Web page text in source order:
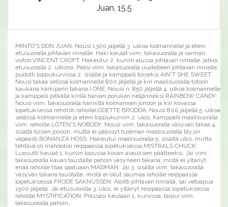
Juan, 15.5
MINTO'S DON JUAN: Nousi 1300 jäljellä 3. ulkoa kolmannelle ja eteni
etusuoralla johtavan rinnalle. Haki keulat viim. takasuoralla ja varman
voiton.VINCENT CROFT: Hakeutui 2. kurvin alussa johtavan rinnalle, jatkoi
etusuoralla 2. ulkona. Pääsi viim. takasuoralla uudelleen johtavan rinnalle,
pudotti loppukurvissa 2. sisälle ja kamppaili toiseksi.AIN'T SHE SWEET:
Nousi takaa selissä kolmannelle 800 jäljellä ja kiri maalisuoralla totoon
kaukana kärkiparin takana.I ONE: Nousi n. 850 jäljellä 4. ulkoa kolmannelle
ja kamppaili pitkällä kirillä harvan porukan neljänneksi.RAINBOW CANDY:
Nousi viim. takasuoralla hänniltä kolmannen jonoon ja kiri kovassa
lopetuksessa rehdisti rahoille.ODETTE BRODDA: Nousi 800 jäljellä 5. ulkoa
selässä kolmannelle ja eteni loppukurviin 2. ulos. Kamppaili maalisuoralla
viim. rahoille.LÖTEN'S NOBODY: Nousi viim. takasuoralla väsyvän takaa 4.
sisältä toisen jonoon, mutta ei päässyt tuleman maalisuoralla täysin
vapaasti.BONANZA HOSS: Hakeutui maalisuoralla 5. sisältä ulos, mutta
tehtävä oli mahdoton reippaassa lopetuksessa.MISTRALS CHUCK:
Luovutti keulat 1. kurvin lopussa kovan avauksen päätteeksi. Jäi viim.
takasuoralla kauas taustalle pahoin väsyneen takana, mistä ei yltänyt
enää rahoille tilaa saatuaan.MADMAN: Jäi 3. sisältä viim. takasuoralla
väsyvän takana taustalle, mistä ei ollut saumaa rahoille reippaassa
lopetuksessa.FRODE SAKNUSSEN: Aloitti johtavan rinnalla, sai vetoapua
1500 jäljellä. Jäi etusuoralla 3. ulos, ei yltänyt reippaassa lopetuksessa
rahoille.MYSTIFICATION: Prässäsi keulaan 1. kurvissa, taipui viim.
takasuoralla pahoin.